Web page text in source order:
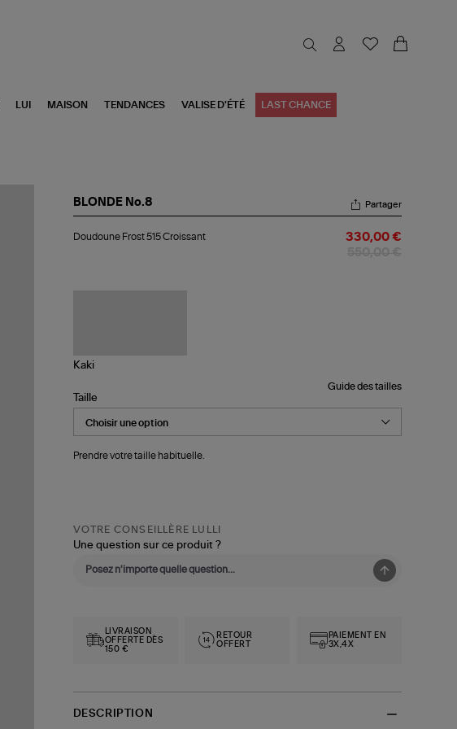
LUI MAISON TENDANCES VALISE D'ÉTÉ LAST CHANCE
BLONDE No.8
Frost
Partager
Doudoune Frost 515 Croissant 330,00 €
Guide des tailles
Taille
Prendre votre taille habituelle.
VOTRE CONSEILLÈRE LULLI
Une question sur ce produit ?
LIVRAISON
OFFERTE DÈS
150 €
RETOUR
OFFERT
PAIEMENT EN
3X,4X
DESCRIPTION